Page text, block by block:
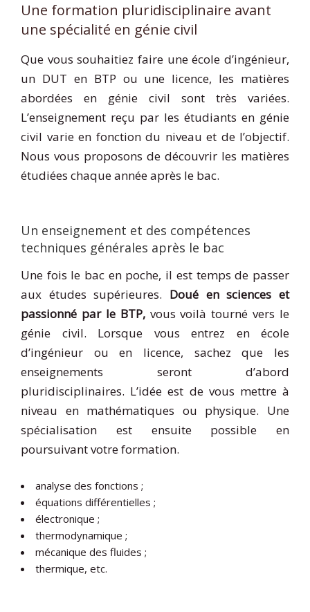
Une formation pluridisciplinaire avant
une spécialité en génie civil
Que vous souhaitiez faire une école d’ingénieur,
un DUT en BTP ou une licence, les matières
abordées en génie civil sont très variées.
L’enseignement reçu par les étudiants en génie
civil varie en fonction du niveau et de l’objectif.
Nous vous proposons de découvrir les matières
étudiées chaque année après le bac.
Un enseignement et des compétences
techniques générales après le bac
Une fois le bac en poche, il est temps de passer
aux études supérieures. Doué en sciences et
passionné par le BTP,vous voilà tourné vers le
génie civil. Lorsque vous entrez en école
d’ingénieur ou en licence, sachez que les
enseignements seront d’abord
pluridisciplinaires. L’idée est de vous mettre à
niveau en mathématiques ou physique. Une
spécialisation est ensuite possible en
poursuivant votre formation.
analyse des fonctions ;
équations différentielles ;
électronique ;
thermodynamique ;
mécanique des fluides ;
thermique, etc.